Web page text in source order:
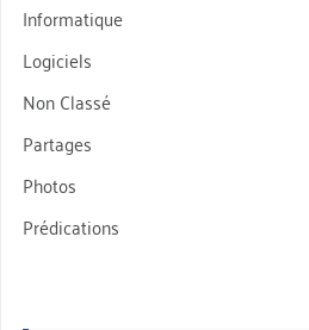
Informatique
Logiciels
Non Classé
Partages
Photos
Prédications